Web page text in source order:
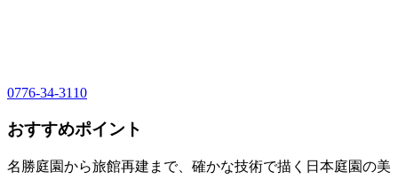
0776-34-3110
おすすめポイント
名勝庭園から旅館再建まで、確かな技術で描く日本庭園の美